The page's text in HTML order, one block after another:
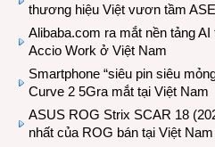
thương hiệu Việt vươn tầm
Alibaba.com ra mắt nền tảng
Accio Work ở Việt Nam
Smartphone “siêu pin siêu
Curve 2 5Gra mắt tại Việt Nam
ASUS ROG Strix SCAR 18
nhất của ROG bán tại Việt